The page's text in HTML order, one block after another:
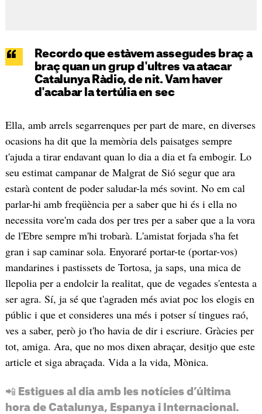
Recordo que estàvem assegudes braç a
braç quan un grup d'ultres va atacar
Catalunya Ràdio, de nit. Vam haver
d'acabar la tertúlia en sec
Ella, amb arrels segarrenques per part de mare, en diverses
ocasions ha dit que la memòria dels paisatges sempre
t'ajuda a tirar endavant quan lo dia a dia et fa embogir. Lo
seu estimat campanar de Malgrat de Sió segur que ara
estarà content de poder saludar-la més sovint. No em cal
parlar-hi amb freqüència per a saber que hi és i ella no
necessita vore'm cada dos per tres per a saber que a la vora
de l'Ebre sempre m'hi trobarà. L'amistat forjada s'ha fet
gran i sap caminar sola. Enyoraré portar-te (portar-vos)
mandarines i pastissets de Tortosa, ja saps, una mica de
llepolia per a endolcir la realitat, que de vegades s'entesta a
ser agra. Sí, ja sé que t'agraden més aviat poc los elogis en
públic i que et consideres una més i potser sí tingues raó,
ves a saber, però jo t'ho havia de dir i escriure. Gràcies per
tot, amiga. Ara, que no mos dixen abraçar, desitjo que este
article et siga abraçada. Vida a la vida, Mònica.
📲 Estigues al dia amb les notícies d’última
hora de Catalunya, Espanya i Internacional.